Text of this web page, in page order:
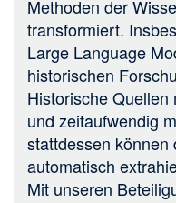
Methoden der
transformiert.
Large Language
historischen
Historische
und zeitaufwendig
stattdessen können
automatisch
Mit unseren